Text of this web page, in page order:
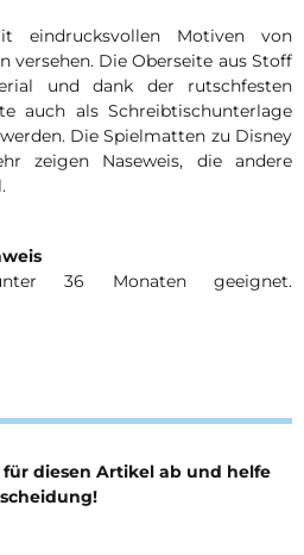
eindrucksvollen Motiven von
versehen. Die Oberseite aus Stoff
und dank der rutschfesten
auch als Schreibtischunterlage
Die Spielmatten zu Disney
zeigen Naseweis, die andere
36 Monaten geeignet.
diesen Artikel ab und helfe